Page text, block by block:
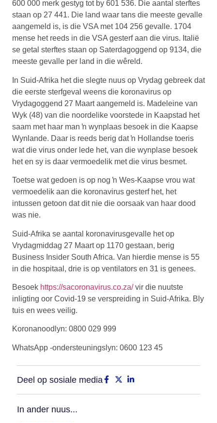
600 000 merk gestyg tot by 601 536. Die aantal sterftes
staan op 27 441. Die land waar tans die meeste gevalle
aangemeld is, is die VSA met 104 256 gevalle. 1704
mense het reeds in die VSA gesterf aan die virus. Italië
se getal sterftes staan op Saterdagoggend op 9134, die
meeste gevalle per land in die wêreld.
In Suid-Afrika het die slegte nuus op Vrydag gebreek dat
die eerste sterfgeval weens die koronavirus op
Vrydagoggend 27 Maart aangemeld is. Madeleine van
Wyk (48) van die noordelike voorstede in Kaapstad het
saam met haar man ŉ wynplaas besoek in die Kaapse
Wynlande. Daar is reeds berig dat ŉ Hollandse toeris
wat die virus onder lede het, van die wynplase besoek
het en sy is daar vermoedelik met die virus besmet.
Toetse wat gedoen is op nog ŉ Wes-Kaapse vrou wat
vermoedelik aan die koronavirus gesterf het, het
intussen getoon dat dit nie die oorsaak van haar dood
was nie.
Suid-Afrika se aantal koronavirusgevalle het op
Vrydagmiddag 27 Maart op 1170 gestaan, berig
Business Insider South Africa. Van hierdie mense is 55
in die hospitaal, drie is op ventilators en 31 is genees.
Besoek https://sacoronavirus.co.za/vir die nuutste
inligting oor Covid-19 se verspreiding in Suid-Afrika. Bly
tuis en wees veilig.
Koronanoodlyn: 0800 029 999
WhatsApp -ondersteuningslyn: 0600 123 45
Deel op sosiale media
In ander nuus...